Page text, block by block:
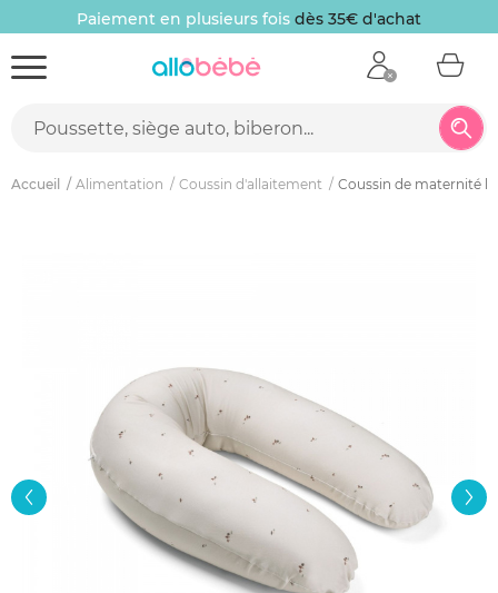
Paiement en plusieurs fois dès 35€ d'achat
Accueil Alimentation Coussin d'allaitement Coussin de maternité